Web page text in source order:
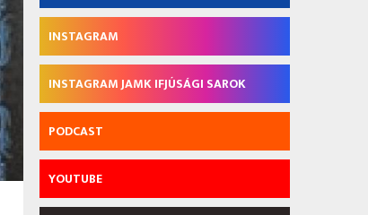
INSTAGRAM
INSTAGRAM JAMK IFJÚSÁGI SAROK
PODCAST
YOUTUBE